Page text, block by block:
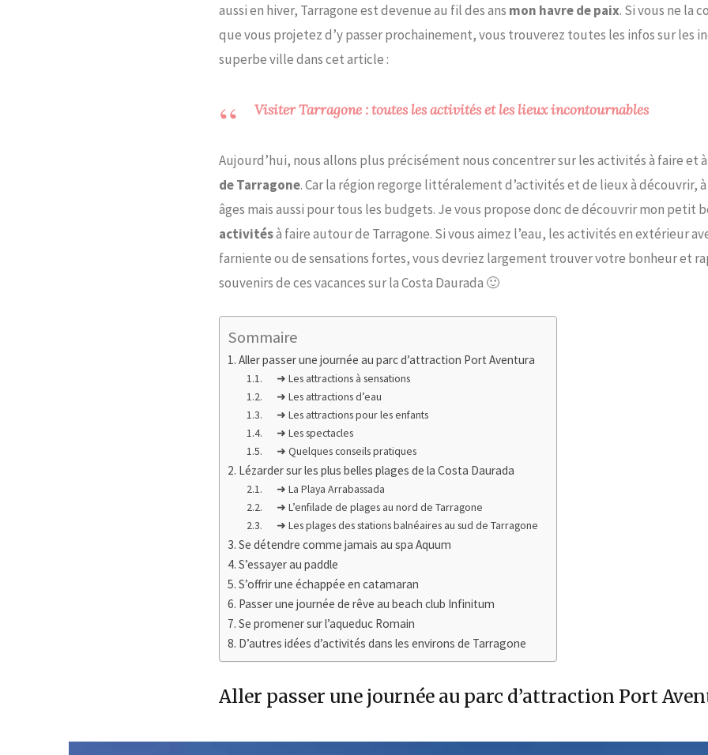
aussi en hiver, Tarragone est devenue au fil des ans mon havre de paix. Si vous ne la
que vous projetez d’y passer prochainement, vous trouverez toutes les infos sur les
superbe ville dans cet article :
Visiter Tarragone : toutes les activités et les lieux incontournables
Aujourd’hui, nous allons plus précisément nous concentrer sur les activités à faire et
de Tarragone. Car la région regorge littéralement d’activités et de lieux à découvrir,
âges mais aussi pour tous les budgets. Je vous propose donc de découvrir mon petit
activitésà faire autour de Tarragone. Si vous aimez l’eau, les activités en extérieur
farniente ou de sensations fortes, vous devriez largement trouver votre bonheur et
souvenirs de ces vacances sur la Costa Daurada 🙂
Sommaire
Aller passer une journée au parc d’attraction Port Aventura
➜ Les attractions à sensations
➜ Les attractions d’eau
➜ Les attractions pour les enfants
➜ Les spectacles
➜ Quelques conseils pratiques
Lézarder sur les plus belles plages de la Costa Daurada
➜ La Playa Arrabassada
➜ L’enfilade de plages au nord de Tarragone
➜ Les plages des stations balnéaires au sud de Tarragone
Se détendre comme jamais au spa Aquum
S’essayer au paddle
S’offrir une échappée en catamaran
Passer une journée de rêve au beach club Infinitum
Se promener sur l’aqueduc Romain
D’autres idées d’activités dans les environs de Tarragone
Aller passer une journée au parc d’attraction Port